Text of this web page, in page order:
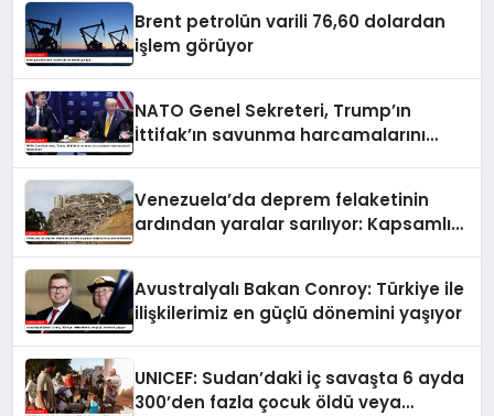
Brent petrolün varili 76,60 dolardan
işlem görüyor
NATO Genel Sekreteri, Trump’ın
İttifak’ın savunma harcamalarını
Venezuela’da deprem felaketinin
ardından yaralar sarılıyor: Kapsamlı
Avustralyalı Bakan Conroy: Türkiye ile
ilişkilerimiz en güçlü dönemini yaşıyor
UNICEF: Sudan’daki iç savaşta 6 ayda
300’den fazla çocuk öldü veya